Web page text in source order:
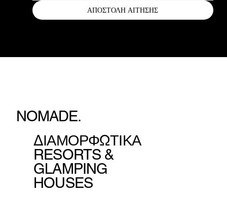
ΑΠΟΣΤΟΛΗ ΑΙΤΗΣΗΣ
NOMADE.
ΔΙΑΜΟΡΦΩΤΙΚΑ
RESORTS &
GLAMPING
HOUSES